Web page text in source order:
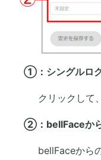
①：シングルロ
クリックして
②：bellFaceから
bellFaceから